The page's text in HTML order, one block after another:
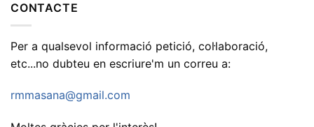
CONTACTE
Per a qualsevol informació petició, col·laboració,
etc...no dubteu en escriure'm un correu a:
rmmasana@gmail.com